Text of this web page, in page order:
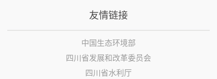
友情链接
中国生态环境部
四川省发展和改革委员会
四川省水利厅